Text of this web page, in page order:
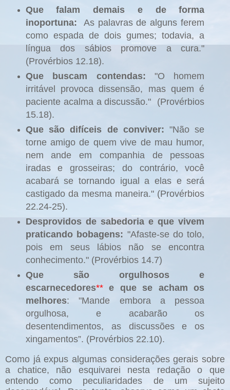
Que falam demais e de forma
inoportuna: As palavras de alguns ferem
como espada de dois gumes; todavia, a
língua dos sábios promove a cura."
(Provérbios 12.18).
Que buscam contendas: "O homem
irritável provoca dissensão, mas quem é
paciente acalma a discussão." (Provérbios
15.18).
Que são difíceis de conviver: "Não se
torne amigo de quem vive de mau humor,
nem ande em companhia de pessoas
iradas e grosseiras; do contrário, você
acabará se tornando igual a elas e será
castigado da mesma maneira." (Provérbios
22.24-25).
Desprovidos de sabedoria e que vivem
praticando bobagens: "Afaste-se do tolo,
pois em seus lábios não se encontra
conhecimento." (Provérbios 14.7)
Que são orgulhosos e
escarnecedores** e que se acham os
melhores: "Mande embora a pessoa
orgulhosa, e acabarão os
desentendimentos, as discussões e os
xingamentos”. (Provérbios 22.10).
Como já expus algumas considerações gerais sobre
a chatice, não esquivarei nesta redação o que
entendo como peculiaridades de um sujeito